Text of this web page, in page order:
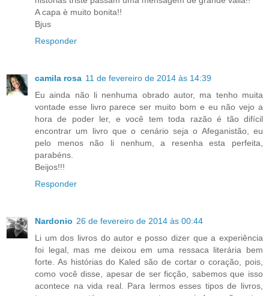
A capa è muito bonita!!
Bjus
Responder
camila rosa 11 de fevereiro de 2014 às 14:39
Eu ainda não li nenhuma obrado autor, ma tenho muita
vontade esse livro parece ser muito bom e eu não vejo a
hora de poder ler, e você tem toda razão é tão difícil
encontrar um livro que o cenário seja o Afeganistão, eu
pelo menos não li nenhum, a resenha esta perfeita,
parabéns.
Beijos!!!
Responder
Nardonio 26 de fevereiro de 2014 às 00:44
Li um dos livros do autor e posso dizer que a experiência
foi legal, mas me deixou em uma ressaca literária bem
forte. As histórias do Kaled são de cortar o coração, pois,
como você disse, apesar de ser ficção, sabemos que isso
acontece na vida real. Para lermos esses tipos de livros,